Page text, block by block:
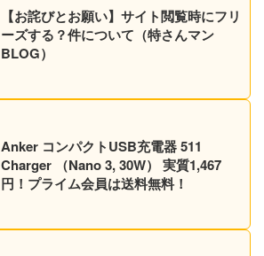
【お詫びとお願い】サイト閲覧時にフリ
ーズする？件について（特さんマン
BLOG）
Anker コンパクトUSB充電器 511
Charger （Nano 3, 30W） 実質1,467
円！プライム会員は送料無料！